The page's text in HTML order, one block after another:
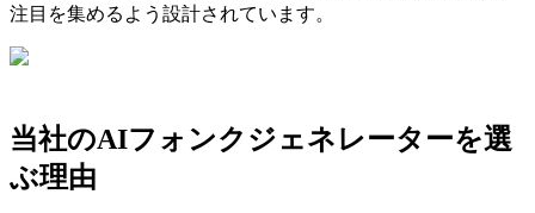
注目を集めるよう設計されています。
当社のAIフォンクジェネレーターを選
ぶ理由